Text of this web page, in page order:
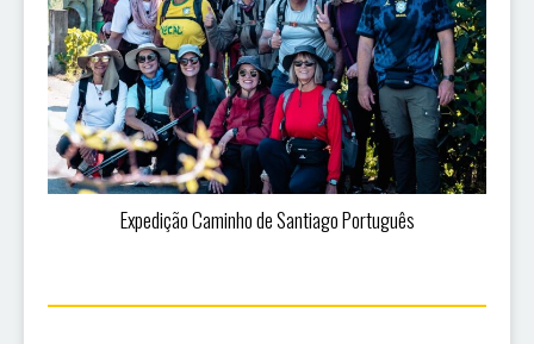
Expedição Caminho de Santiago Português